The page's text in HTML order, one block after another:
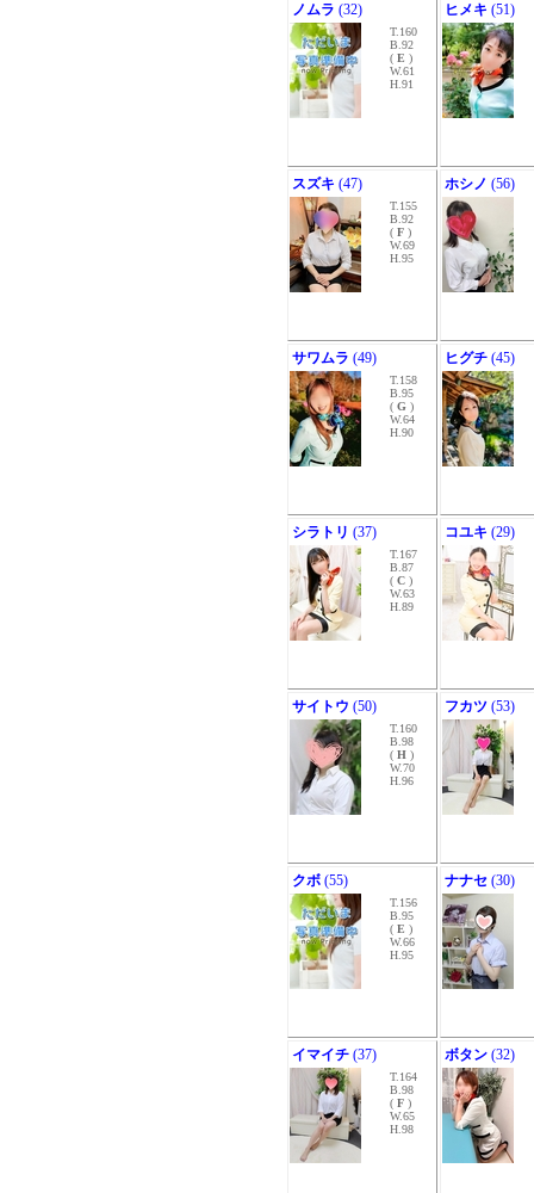
ノムラ (32)
T.160
B.92
( E )
W.61
H.91
ヒメキ (51)
スズキ (47)
T.155
B.92
( F )
W.69
H.95
ホシノ (56)
サワムラ (49)
T.158
B.95
( G )
W.64
H.90
ヒグチ (45)
シラトリ (37)
T.167
B.87
( C )
W.63
H.89
コユキ (29)
サイトウ (50)
T.160
B.98
( H )
W.70
H.96
フカツ (53)
クボ (55)
T.156
B.95
( E )
W.66
H.95
ナナセ (30)
イマイチ (37)
T.164
B.98
( F )
W.65
H.98
ボタン (32)